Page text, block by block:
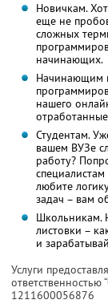
Новичкам.
еще не
сложных
начинающих.
Начинающим
нашего
Студентам.
вашем ВУЗе
работу?
любите
задач – вам
Школьникам.
листовки –
и
Услуги
ответственностью
1211600056876